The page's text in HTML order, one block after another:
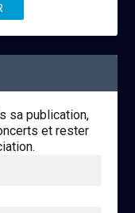
sa publication,
et rester